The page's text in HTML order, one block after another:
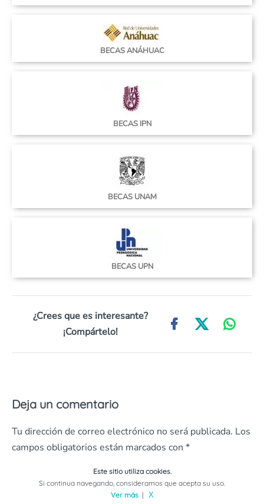
BECAS ANÁHUAC
BECAS IPN
BECAS UNAM
BECAS UPN
¿Crees que es interesante?
¡Compártelo!
Deja un comentario
Tu dirección de correo electrónico no será publicada. Los
campos obligatorios están marcados con *
Este sitio utiliza cookies.
Si continua navegando, consideramos que acepta su uso.
Ver más| X